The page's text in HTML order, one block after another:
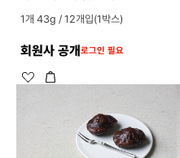
1개 43g / 12개입(1박스)
회원사 공개로그인 필요